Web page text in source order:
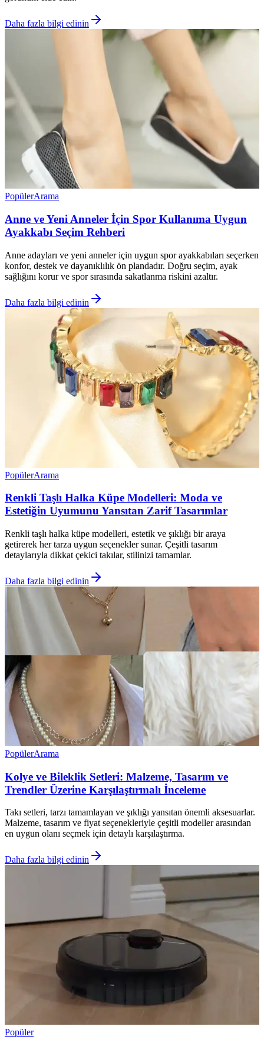
Daha fazla bilgi edinin
PopülerArama
Anne ve Yeni Anneler İçin Spor Kullanıma Uygun
Ayakkabı Seçim Rehberi
Anne adayları ve yeni anneler için uygun spor ayakkabıları seçerken
konfor, destek ve dayanıklılık ön plandadır. Doğru seçim, ayak
sağlığını korur ve spor sırasında sakatlanma riskini azaltır.
Daha fazla bilgi edinin
PopülerArama
Renkli Taşlı Halka Küpe Modelleri: Moda ve
Estetiğin Uyumunu Yansıtan Zarif Tasarımlar
Renkli taşlı halka küpe modelleri, estetik ve şıklığı bir araya
getirerek her tarza uygun seçenekler sunar. Çeşitli tasarım
detaylarıyla dikkat çekici takılar, stilinizi tamamlar.
Daha fazla bilgi edinin
PopülerArama
Kolye ve Bileklik Setleri: Malzeme, Tasarım ve
Trendler Üzerine Karşılaştırmalı İnceleme
Takı setleri, tarzı tamamlayan ve şıklığı yansıtan önemli aksesuarlar.
Malzeme, tasarım ve fiyat seçenekleriyle çeşitli modeller arasından
en uygun olanı seçmek için detaylı karşılaştırma.
Daha fazla bilgi edinin
Popüler